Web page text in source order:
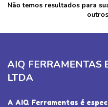
Não temos resultados para
AIQ FERRAMENTAS
LTDA
A AIQ Ferramentas é